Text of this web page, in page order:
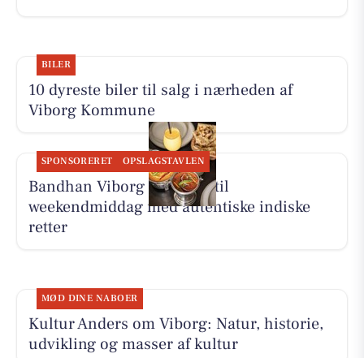
BILER
10 dyreste biler til salg i nærheden af
Viborg Kommune
SPONSORERET OPSLAGSTAVLEN
Bandhan Viborg inviterer til
weekendmiddag med autentiske indiske
retter
MØD DINE NABOER
Kultur Anders om Viborg: Natur, historie,
udvikling og masser af kultur